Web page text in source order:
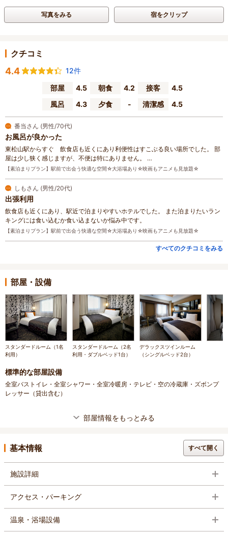
写真をみる 宿をクリップ
クチコミ
4.4
12件
部屋
4.5 朝食 4.2 接客
4.5
風呂
4.3 夕食 - 清潔感 4.5
番当さん (男性/70代)
お風呂が良かった
東松山駅からすぐ 飲食店も近くにあり利便性はすこぶる良い場所でした。 部
屋は少し狭く感じますが、不便は特にありません。 …
【素泊まりプラン】駅前で出会う快適な空間☆大浴場あり☆映画もアニメも見放題☆
しもさん (男性/20代)
出張利用
飲食店も近くにあり、駅近で泊まりやすいホテルでした。 また泊まりたいラン
キングには食い込むか食い込まないか悩み中です。
【素泊まりプラン】駅前で出会う快適な空間☆大浴場あり☆映画もアニメも見放題☆
すべてのクチコミをみる
部屋・設備
スタンダードルーム（1名
利用）
スタンダードルーム（2名
利用・ダブルベッド1台）
デラックスツインルーム
（シングルベッド2台）
標準的な部屋設備
全室バストイレ・全室シャワー・全室冷暖房・テレビ・空の冷蔵庫・ズボンプ
レッサー（貸出含む）
部屋情報をもっとみる
基本情報 すべて開く
施設詳細
アクセス・パーキング
温泉・浴場設備